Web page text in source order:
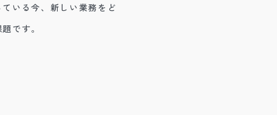
いる今、新しい業務をど
です。